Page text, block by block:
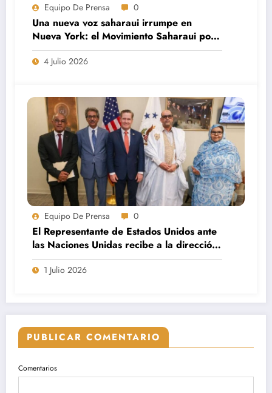
Equipo De Prensa 0
Una nueva voz saharaui irrumpe en
Nueva York: el Movimiento Saharaui por
la Paz afianza su ascenso diplomático
ante la ONU
4 Julio 2026
Equipo De Prensa 0
El Representante de Estados Unidos ante
las Naciones Unidas recibe a la dirección
política del Movimiento Saharauis por la
Paz1 Julio 2026
PUBLICAR COMENTARIO
Comentarios